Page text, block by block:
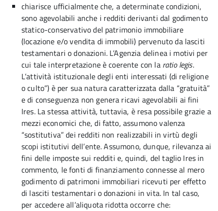
chiarisce ufficialmente che, a determinate condizioni,
sono agevolabili anche i redditi derivanti dal godimento
statico-conservativo del patrimonio immobiliare
(locazione e/o vendita di immobili) pervenuto da lasciti
testamentari o donazioni. L’Agenzia delinea i motivi per
cui tale interpretazione è coerente con la ratio legis.
L’attività istituzionale degli enti interessati (di religione
o culto”) è per sua natura caratterizzata dalla “gratuità”
e di conseguenza non genera ricavi agevolabili ai fini
Ires. La stessa attività, tuttavia, è resa possibile grazie a
mezzi economici che, di fatto, assumono valenza
“sostitutiva” dei redditi non realizzabili in virtù degli
scopi istitutivi dell’ente. Assumono, dunque, rilevanza ai
fini delle imposte sui redditi e, quindi, del taglio Ires in
commento, le fonti di finanziamento connesse al mero
godimento di patrimoni immobiliari ricevuti per effetto
di lasciti testamentari o donazioni in vita. In tal caso,
per accedere all’aliquota ridotta occorre che: